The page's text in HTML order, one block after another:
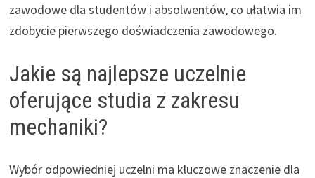
zawodowe dla studentów i absolwentów, co ułatwia im
zdobycie pierwszego doświadczenia zawodowego.
Jakie są najlepsze uczelnie
oferujące studia z zakresu
mechaniki?
Wybór odpowiedniej uczelni ma kluczowe znaczenie dla